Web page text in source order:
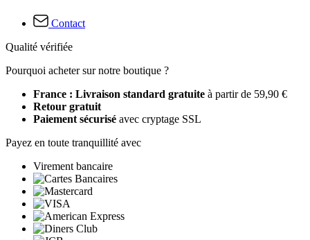
Contact
Qualité vérifiée
Pourquoi acheter sur notre boutique ?
France : Livraison standard gratuite à partir de 59,90 €
Retour gratuit
Paiement sécurisé avec cryptage SSL
Payez en toute tranquillité avec
Virement bancaire